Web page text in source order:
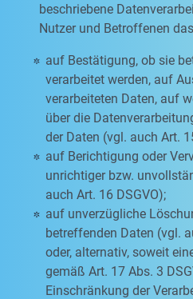
beschriebene
Nutzer und Betroffenen
auf Bestätigung, ob sie
verarbeitet werden, auf
verarbeiteten Daten, auf
über die
der Daten (vgl. auch Art.
auf Berichtigung oder
unrichtiger bzw.
auch Art. 16 DSGVO);
auf unverzügliche
betreffenden Daten (vgl.
oder, alternativ, soweit
gemäß Art. 17 Abs. 3
Einschränkung der